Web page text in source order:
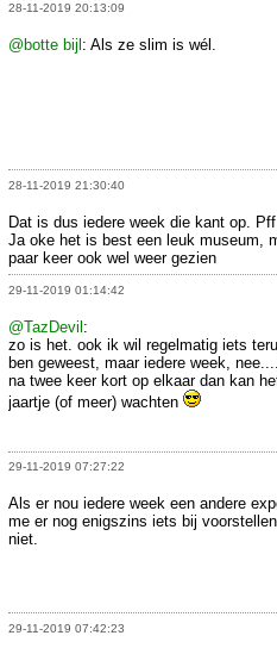
28-11-2019 20:13:09
@botte bijl : Als ze slim is wél.
28-11-2019 21:30:40
Dat is dus iedere week die kant op. Pff
Ja oke het is best een leuk museum,
paar keer ook wel weer gezien
29-11-2019 01:14:42
@TazDevil :
zo is het. ook ik wil regelmatig iets
ben geweest, maar iedere week, nee....
na twee keer kort op elkaar dan kan
jaartje (of meer) wachten
29-11-2019 07:27:22
Als er nou iedere week een andere
me er nog enigszins iets bij
niet.
29-11-2019 07:42:23